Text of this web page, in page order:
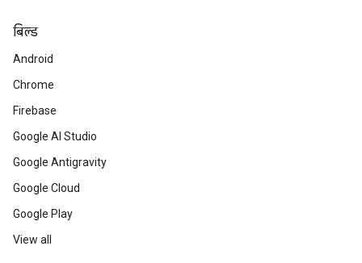
बिल्ड
Android
Chrome
Firebase
Google AI Studio
Google Antigravity
Google Cloud
Google Play
View all